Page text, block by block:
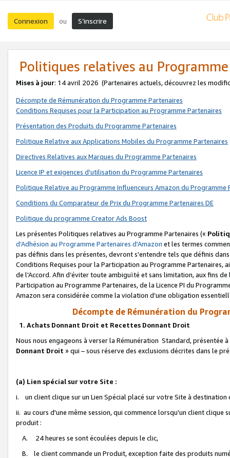
Connexion ou S’inscrire
Politiques relatives au
Mises à jour: 14 avril 2026 (Partenaires actuels, découvrez les
Décompte de Rémunération du Programme Partenaires
Conditions Requises pour la Participation au Programme Partenaires
Présentation des Produits du Programme Partenaires
Politique Relative aux Applications Mobiles du Programme Partenaires
Directives Relatives aux Marques du Programme Partenaires
Licence IP et exigences d'utilisation du Programme Partenaires
Politique Relative au Programme Influenceurs Amazon du Programme
Conditions du Comparateur de Prix du Programme Partenaires DE
Politique du programme Creator Ads Boost
Les présentes Politiques relatives au Programme Partenaires («
d’Adhésion au Programme Partenaires d'Amazon et les termes
pas définis dans les présentes, devront s'entendre tels que définis
Conditions Requises pour la Participation au Programme Partenaires,
de l'Accord. Afin d’éviter toute ambiguïté et sans limitation, aux fins
Participation au Programme Partenaires, de la Licence PI du
Amazon sera considérée comme la violation d’une obligation
Décompte de Rémunération du
1. Achats Donnant Droit et Recettes Donnant Droit
Nous nous engageons à verser la Rémunération Standard, présentée
Donnant Droit » qui – sous réserve des exclusions décrites dans le
(a) Lien spécial sur votre Site :
i. un client clique sur un Lien Spécial placé sur votre Site à destination
ii. au cours d'une même session, qui commence lorsqu'un client
produit :
A. 24 heures se sont écoulées depuis le clic,
B. le client commande un Produit, exception faite des produits